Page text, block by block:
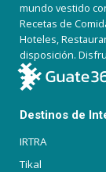
mundo vestido
Recetas de
Hoteles,
disposición.
Destinos de
IRTRA
Tikal